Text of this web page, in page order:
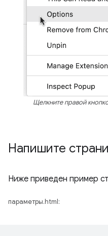
Щелкните правой
Напишите
Ниже приведен пример
параметры.html: